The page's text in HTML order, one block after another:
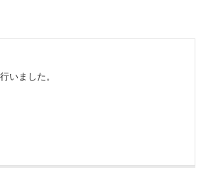
いました。